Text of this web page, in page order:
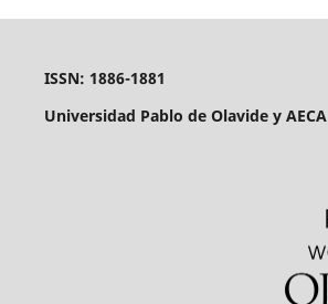
ISSN: 1886-1881
Universidad Pablo de Olavide y AECA